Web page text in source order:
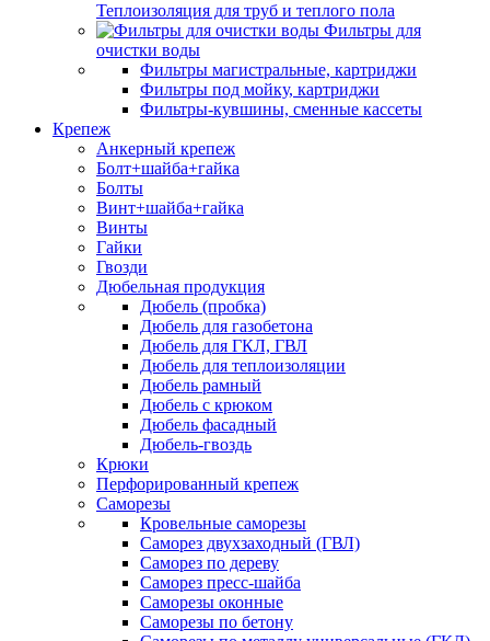
Теплоизоляция для труб и теплого пола
Фильтры для
очистки воды
Фильтры магистральные, картриджи
Фильтры под мойку, картриджи
Фильтры-кувшины, сменные кассеты
Крепеж
Анкерный крепеж
Болт+шайба+гайка
Болты
Винт+шайба+гайка
Винты
Гайки
Гвозди
Дюбельная продукция
Дюбель (пробка)
Дюбель для газобетона
Дюбель для ГКЛ, ГВЛ
Дюбель для теплоизоляции
Дюбель рамный
Дюбель с крюком
Дюбель фасадный
Дюбель-гвоздь
Крюки
Перфорированный крепеж
Саморезы
Кровельные саморезы
Саморез двухзаходный (ГВЛ)
Саморез по дереву
Саморез пресс-шайба
Саморезы оконные
Саморезы по бетону